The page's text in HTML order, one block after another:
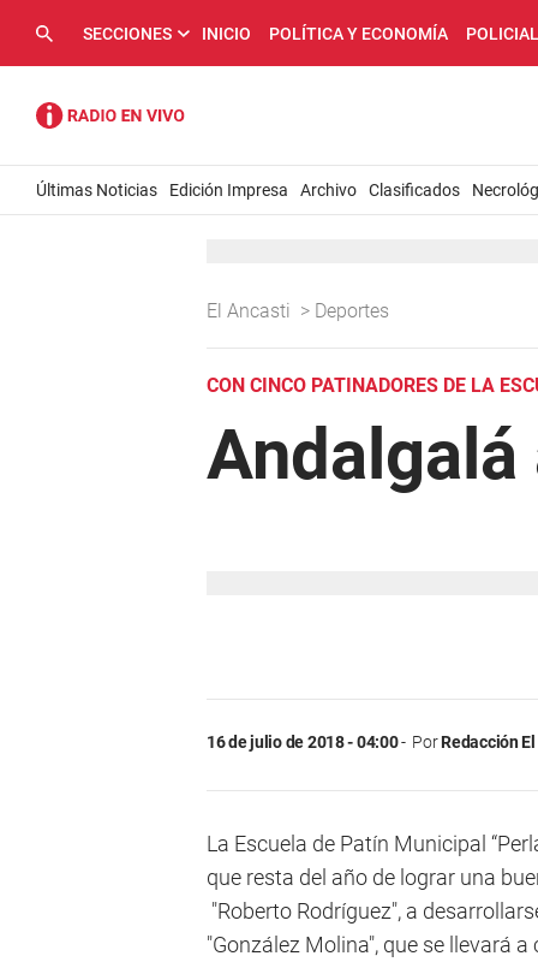
SECCIONES INICIO POLÍTICA Y ECONOMÍA
Últimas Noticias Edición Impresa Archivo Clasificados
El Ancasti > Deportes
CON CINCO PATINADORES DE LA
Andalgalá
16 de julio de 2018 - 04:00 PorRedacción
La Escuela de Patín Municipal
que resta del año de lograr una
"Roberto Rodríguez", a
"González Molina", que se llevará